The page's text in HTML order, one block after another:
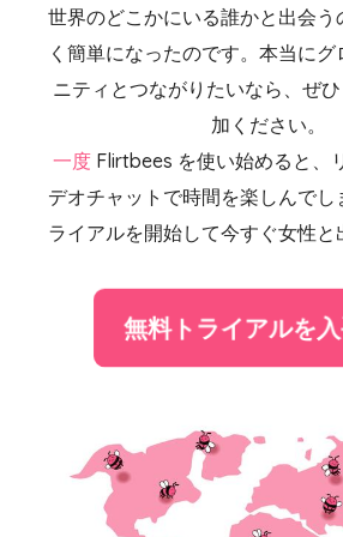
世界のどこかにいる誰かと出会う
く簡単になったのです。本当に
ニティとつながりたいなら、ぜ
加ください。
一度 Flirtbees を使い始めると、
デオチャットで時間を楽しんでし
ライアルを開始して今すぐ女性と
無料トライアルを